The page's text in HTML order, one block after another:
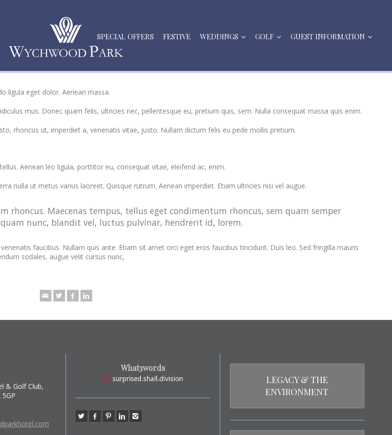
SPECIAL OFFERS FESTIVE WEDDINGS GOLF GUEST INFORMATION
ligula eget dolor. Aenean massa.
mus. Donec quam felis, ultricies nec, pellentesque eu, pretium quis, sem. Nulla consequat massa quis enim.
rhoncus ut, imperdiet a, venenatis vitae, justo. Nullam dictum felis eu pede mollis pretium.
Aenean leo ligula, porttitor eu, consequat vitae, eleifend ac, enim.
nulla ut metus varius laoreet. Quisque rutrum. Aenean imperdiet. Etiam ultricies nisi vel augue.
rhoncus. Maecenas tempus, tellus eget condimentum rhoncus, sem quam semper
nunc, blandit vel, luctus pulvinar, hendrerit id, lorem.
faucibus. Nullam quis ante. Etiam sit amet orci eget eros faucibus tincidunt. Duis leo. Sed fringilla mauris
sodales, augue velit cursus nunc,
& Golf Club,
What3words
LEGACY & THE
ENVIRONMENT